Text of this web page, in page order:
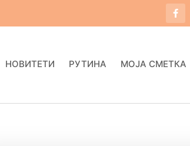
НОВИТЕТИ РУТИНА МОЈА СМЕТКА